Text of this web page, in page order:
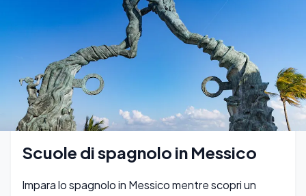
Scuole di spagnolo in Messico
Impara lo spagnolo in Messico mentre scopri un